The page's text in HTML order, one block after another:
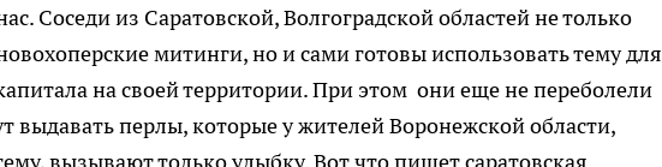
Соседи из Саратовской, Волгоградской областей не только
митинги, но и сами готовы использовать тему для
на своей территории. При этом они еще не переболели
выдавать перлы, которые у жителей Воронежской области,